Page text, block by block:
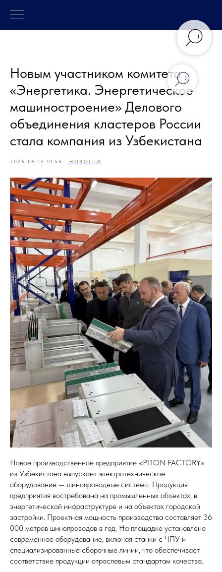
Новым участником комитета
«Энергетика. Энергетическое
машиностроение» Делового
объединения кластеров России
стала компания из Узбекистана
2026-06-15 10:56 НОВОСТИ
Новое производственное предприятие «PITON FACTORY»
из Узбекистана выпускает электротехническое
оборудование — шинопроводные системы. Продукция
предприятия востребована на промышленных объектах, в
энергетической инфраструктуре и на объектах городской
застройки. Проектная мощность производства составляет 36
000 метров шинопроводов в год. На площадке установлено
современное оборудование, включая станки с ЧПУ и
специализированные сборочные линии, что обеспечивает
соответствие продукции отраслевым стандартам качества.